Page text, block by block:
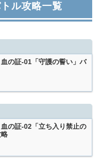
ル攻略一覧
血の証-01「守護の誓い」バ
血の証-02「立ち入り禁止の